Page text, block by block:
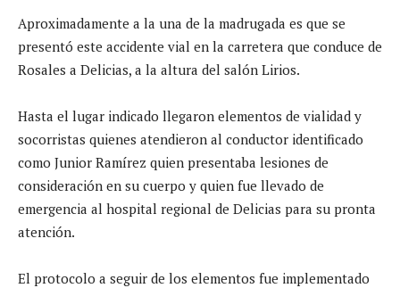
Aproximadamente a la una de la madrugada es que se
presentó este accidente vial en la carretera que conduce de
Rosales a Delicias, a la altura del salón Lirios.
Hasta el lugar indicado llegaron elementos de vialidad y
socorristas quienes atendieron al conductor identificado
como Junior Ramírez quien presentaba lesiones de
consideración en su cuerpo y quien fue llevado de
emergencia al hospital regional de Delicias para su pronta
atención.
El protocolo a seguir de los elementos fue implementado